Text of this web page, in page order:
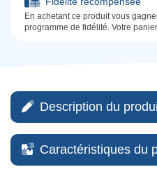
En achetant ce produit vous
programme de fidélité. Votre
Description du
Caractéristiques du